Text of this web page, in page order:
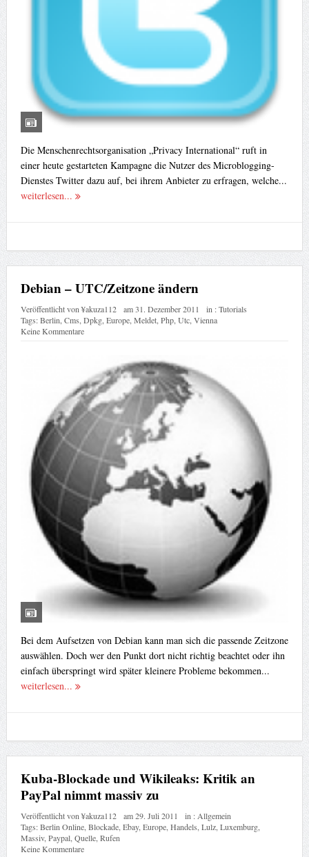
Die Menschenrechtsorganisation „Privacy International“ ruft in
einer heute gestarteten Kampagne die Nutzer des Microblogging-
Dienstes Twitter dazu auf, bei ihrem Anbieter zu erfragen, welche...
weiterlesen...
Debian – UTC/Zeitzone ändern
Veröffentlicht von¥akuza112 am31. Dezember 2011 in :Tutorials
Tags:Berlin Cms Dpkg, Europe, Meldet, Php, Utc, Vienna
Keine Kommentare
Bei dem Aufsetzen von Debian kann man sich die passende Zeitzone
auswählen. Doch wer den Punkt dort nicht richtig beachtet oder ihn
einfach überspringt wird später kleinere Probleme bekommen...
weiterlesen...
Kuba-Blockade und Wikileaks: Kritik an
PayPal nimmt massiv zu
Veröffentlicht von¥akuza112 am29. Juli 2011 in : Allgemein
Tags:Berlin Online, Blockade, Ebay, Europe, Handels Lulz, Luxemburg,
Massiv, Paypal, Quelle, Rufen
Keine Kommentare